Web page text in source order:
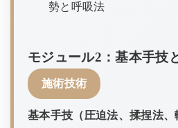
勢と呼吸法
モジュール2：基本手技
施術技術
基本手技（圧迫法、揉捏法